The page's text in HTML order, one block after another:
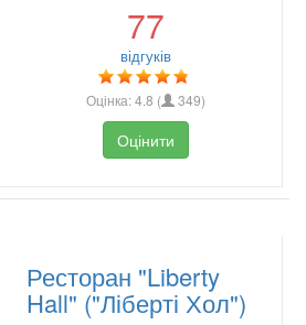
77
відгуків
Оцінка:4.8 ( 349)
Оцінити
Ресторан "Liberty
Hall" ("Ліберті Хол")